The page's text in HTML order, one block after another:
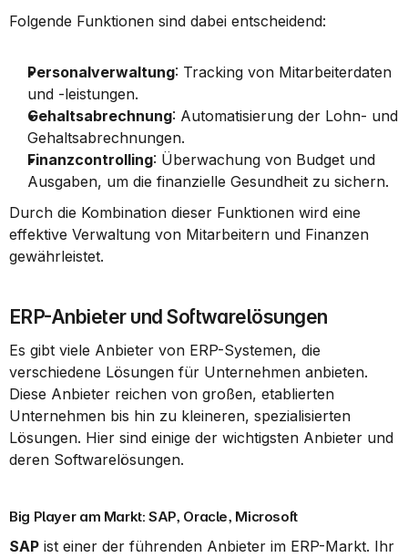
Folgende Funktionen sind dabei entscheidend:
Personalverwaltung: Tracking von Mitarbeiterdaten
und -leistungen.
Gehaltsabrechnung: Automatisierung der Lohn- und
Gehaltsabrechnungen.
Finanzcontrolling: Überwachung von Budget und
Ausgaben, um die finanzielle Gesundheit zu sichern.
Durch die Kombination dieser Funktionen wird eine
effektive Verwaltung von Mitarbeitern und Finanzen
gewährleistet.
ERP-Anbieter und Softwarelösungen
Es gibt viele Anbieter von ERP-Systemen, die
verschiedene Lösungen für Unternehmen anbieten.
Diese Anbieter reichen von großen, etablierten
Unternehmen bis hin zu kleineren, spezialisierten
Lösungen. Hier sind einige der wichtigsten Anbieter und
deren Softwarelösungen.
Big Player am Markt: SAP, Oracle, Microsoft
SAP ist einer der führenden Anbieter im ERP-Markt. Ihr